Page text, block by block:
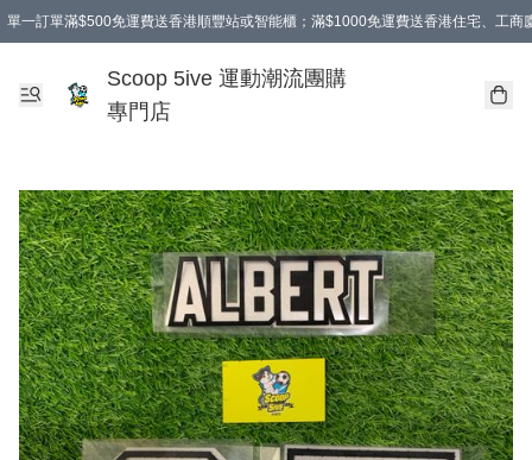
單一訂單滿$500免運費送香港順豐站或智能櫃；滿$1000免運費送香港住宅、工商
Scoop 5ive 運動潮流團購
專門店